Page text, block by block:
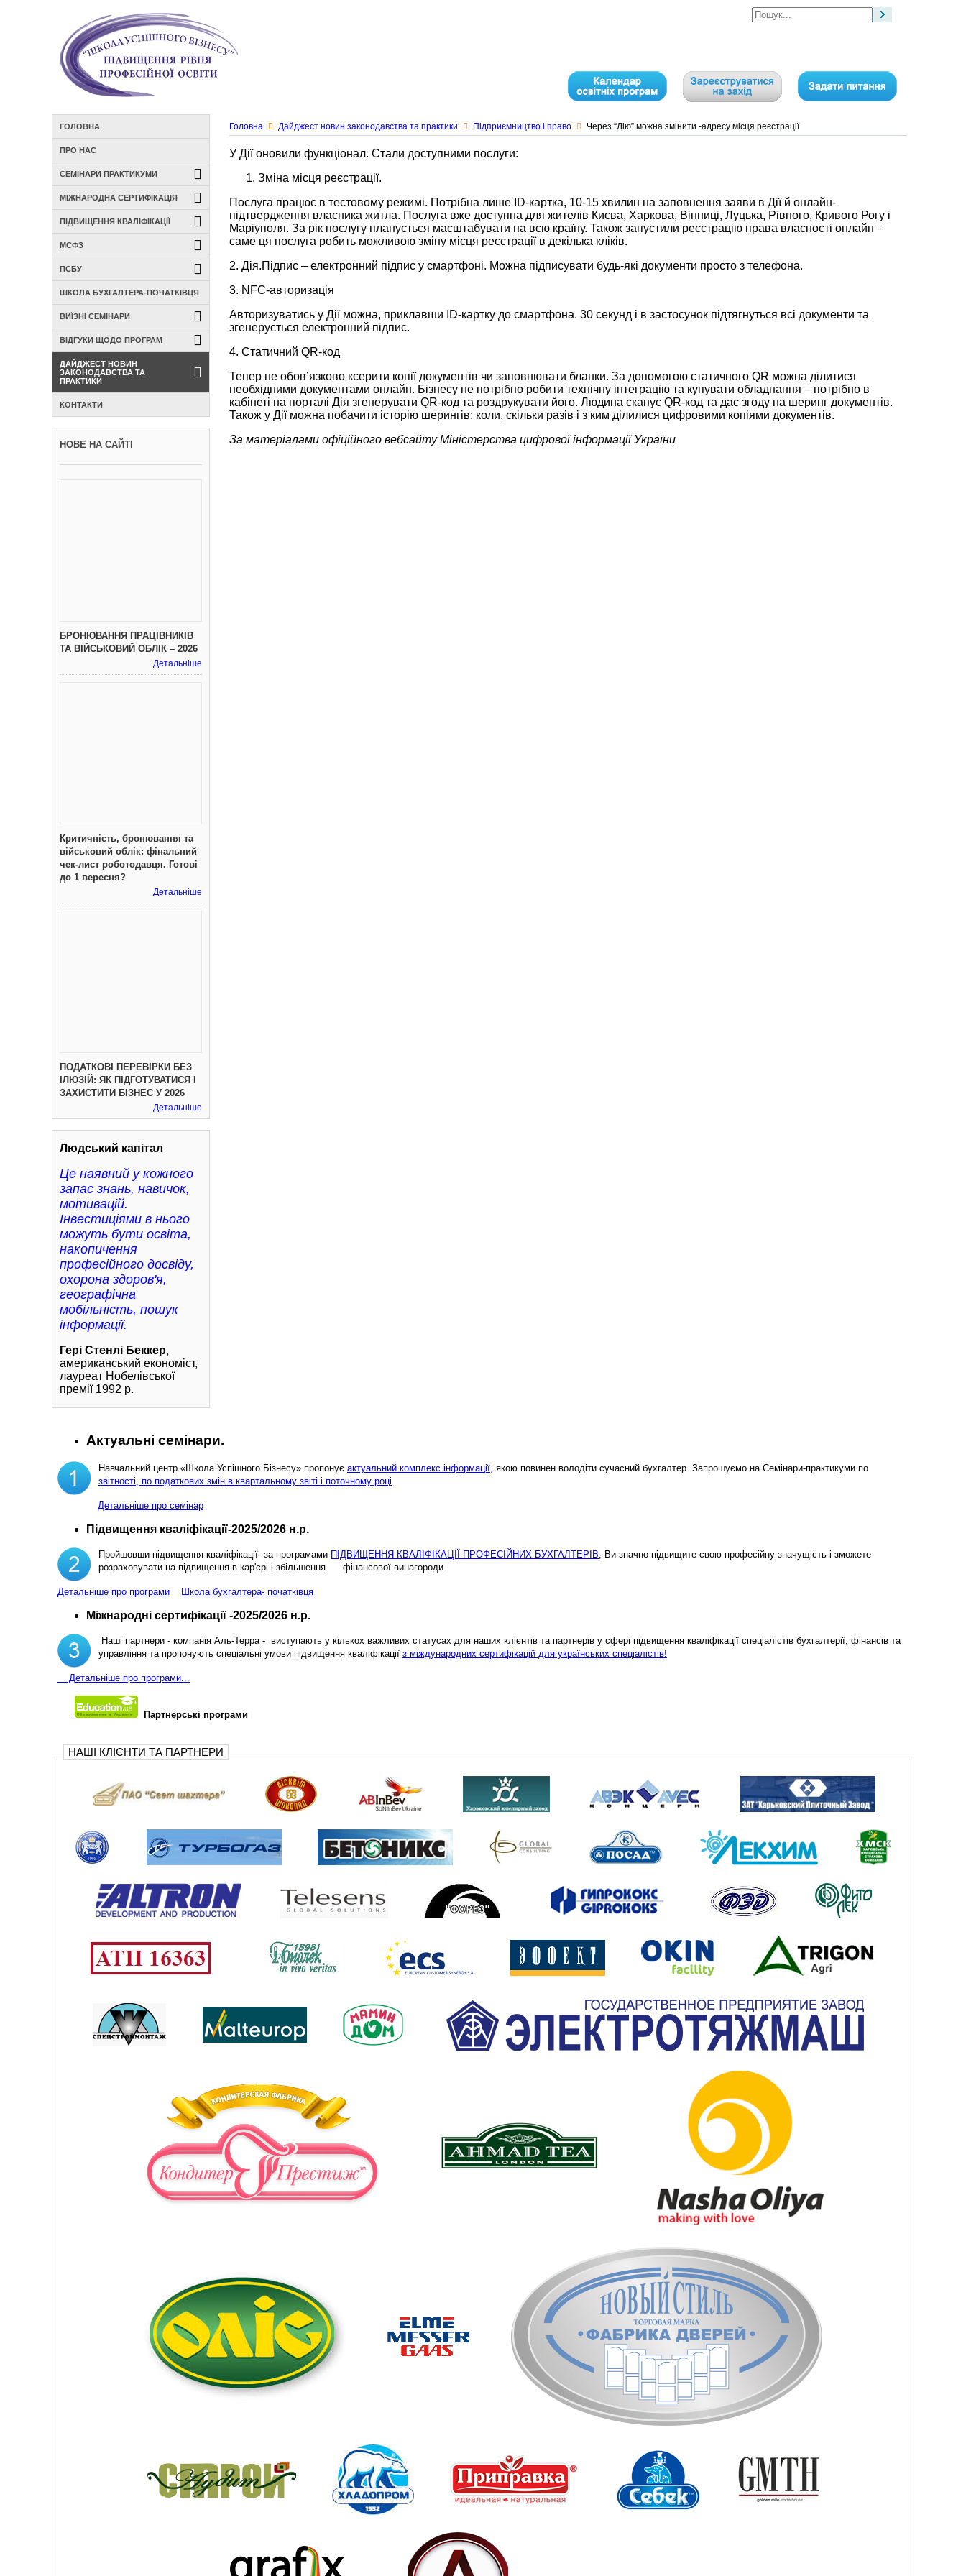
Головна Дайджест новин законодавства та практики Підприємництво і право Через “Дію” можна змінити -адресу місця реєстрації
У Дії оновили функціонал. Стали доступними послуги:
Зміна місця реєстрації.
Послуга працює в тестовому режимі. Потрібна лише ID-картка, 10-15 хвилин на заповнення заяви в Дії й онлайн-
підтвердження власника житла. Послуга вже доступна для жителів Києва, Харкова, Вінниці, Луцька, Рівного, Кривого Рогу і
Маріуполя. За рік послугу планується масштабувати на всю країну. Також запустили реєстрацію права власності онлайн –
саме ця послуга робить можливою зміну місця реєстрації в декілька кліків.
2. Дія.Підпис – електронний підпис у смартфоні. Можна підписувати будь-які документи просто з телефона.
3. NFC-авторизація
Авторизуватись у Дії можна, приклавши ID-картку до смартфона. 30 секунд і в застосунок підтягнуться всі документи та
згенерується електронний підпис.
4. Статичний QR-код
Тепер не обов’язково ксерити копії документів чи заповнювати бланки. За допомогою статичного QR можна ділитися
необхідними документами онлайн. Бізнесу не потрібно робити технічну інтеграцію та купувати обладнання – потрібно в
кабінеті на порталі Дія згенерувати QR-код та роздрукувати його. Людина сканує QR-код та дає згоду на шеринг документів.
Також у Дії можна побачити історію шерингів: коли, скільки разів і з ким ділилися цифровими копіями документів.
За матеріалами офіційного вебсайту Міністерства цифрової інформації України
ГОЛОВНА
ПРО НАС
СЕМІНАРИ ПРАКТИКУМИ
МІЖНАРОДНА СЕРТИФІКАЦІЯ
ПІДВИЩЕННЯ КВАЛІФІКАЦІЇ
МСФЗ
ПСБУ
ШКОЛА БУХГАЛТЕРА-ПОЧАТКІВЦЯ
ВИЇЗНІ СЕМІНАРИ
ВІДГУКИ ЩОДО ПРОГРАМ
ДАЙДЖЕСТ НОВИН
ЗАКОНОДАВСТВА ТА
ПРАКТИКИ
КОНТАКТИ
НОВЕ НА САЙТІ
БРОНЮВАННЯ ПРАЦІВНИКІВ
ТА ВІЙСЬКОВИЙ ОБЛІК – 2026
Детальніше
Критичність, бронювання та
військовий облік: фінальний
чек-лист роботодавця. Готові
до 1 вересня?
Детальніше
ПОДАТКОВІ ПЕРЕВІРКИ БЕЗ
ІЛЮЗІЙ: ЯК ПІДГОТУВАТИСЯ І
ЗАХИСТИТИ БІЗНЕС У 2026
Детальніше
Людський капітал
Це наявний у кожного
запас знань, навичок,
мотивацій.
Інвестиціями в нього
можуть бути освіта,
накопичення
професійного досвіду,
охорона здоров'я,
географічна
мобільність, пошук
інформації.
Гері Стенлі Беккер,
американський економіст,
лауреат Нобелівської
премії 1992 р.
Актуальні семінари.
Навчальний центр «Школа Успішного Бізнесу» пропонує актуальний комплекс інформації, якою повинен володіти сучасний бухгалтер. Запрошуємо на Семінари-практикуми по
звітності, по податкових змін в квартальному звіті і поточному році
Детальніше про семінар
Підвищення кваліфікації-2025/2026 н.р.
Пройшовши підвищення кваліфікації за програмами ПІДВИЩЕННЯ КВАЛІФІКАЦІЇ ПРОФЕСІЙНИХ БУХГАЛТЕРІВ, Ви значно підвищите свою професійну значущість і зможете
розраховувати на підвищення в кар'єрі і збільшення фінансової винагороди
Детальніше про програми Школа бухгалтера- початківця
Міжнародні сертифікації -2025/2026 н.р.
Наші партнери - компанія Аль-Терра - виступають у кількох важливих статусах для наших клієнтів та партнерів у сфері підвищення кваліфікації спеціалістів бухгалтерії, фінансів та
управління та пропонують спеціальні умови підвищення кваліфікації з міждународних сертифікацій для українських спеціалістів!
Детальніше про програми...
Партнерські програми
НАШІ КЛІЄНТИ ТА ПАРТНЕРИ